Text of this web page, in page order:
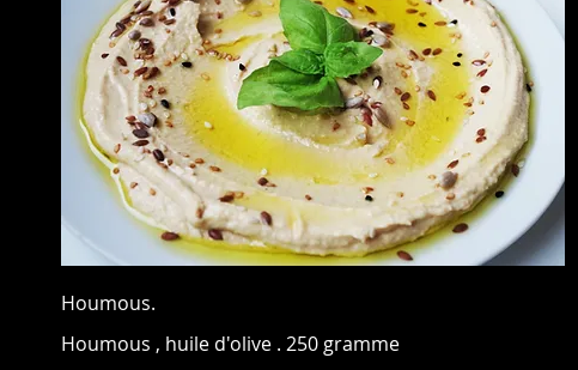
Houmous.
Houmous , huile d'olive . 250 gramme